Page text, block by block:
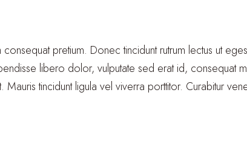
pretium. Donec tincidunt rutrum lectus ut
libero dolor, vulputate sed erat id, consequat
tincidunt ligula vel viverra porttitor. Curabitur